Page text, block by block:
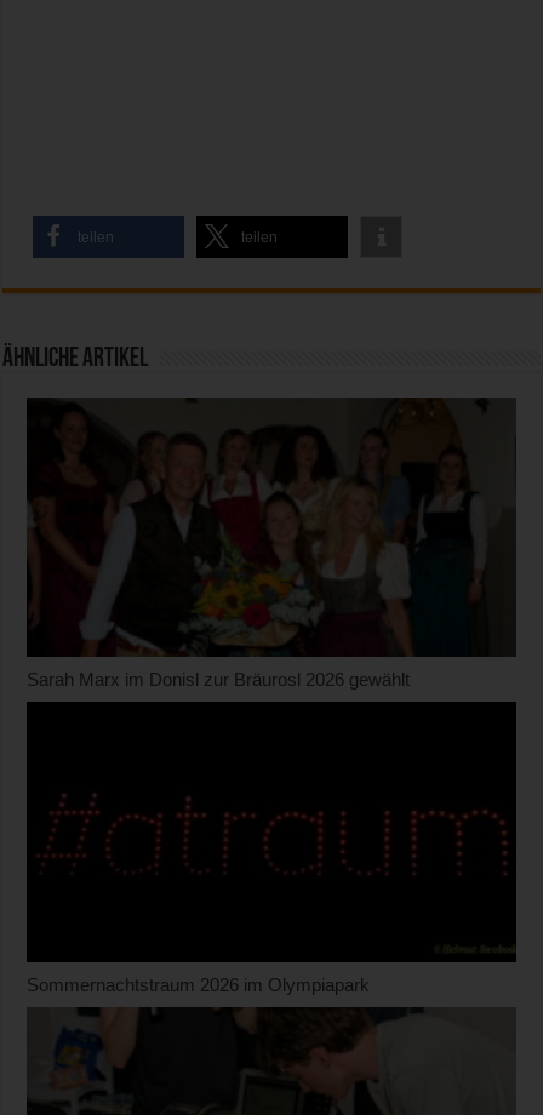
teilen teilen
Ähnliche Artikel
Sarah Marx im Donisl zur Bräurosl 2026 gewählt
Sommernachtstraum 2026 im Olympiapark